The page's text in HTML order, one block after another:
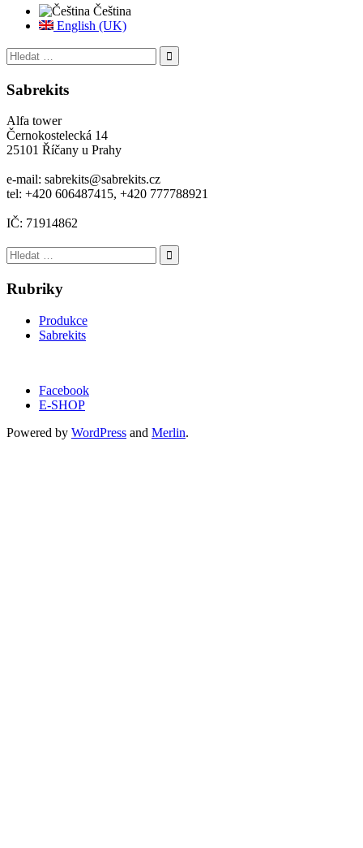
Čeština
English (UK)
Hledat:
Sabrekits
Alfa tower
Černokostelecká 14
25101 Říčany u Prahy
e-mail: sabrekits@sabrekits.cz
tel: +420 606487415, +420 777788921
IČ: 71914862
Hledat:
Rubriky
Produkce
Sabrekits
Facebook
E-SHOP
Powered by WordPress and Merlin.